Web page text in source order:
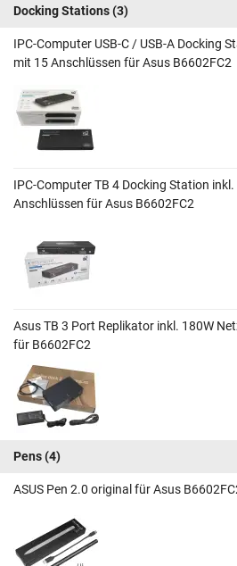
Docking Stations(3)
IPC-Computer USB-C / USB-A Docking
mit 15 Anschlüssen für Asus B6602FC2
IPC-Computer TB 4 Docking Station
Anschlüssen für Asus B6602FC2
Asus TB 3 Port Replikator inkl. 180W
für B6602FC2
Pens(4)
ASUS Pen 2.0 original für Asus